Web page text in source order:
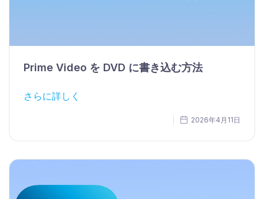
Prime Video を DVD に書き込む方法
さらに詳しく
2026年4月11日